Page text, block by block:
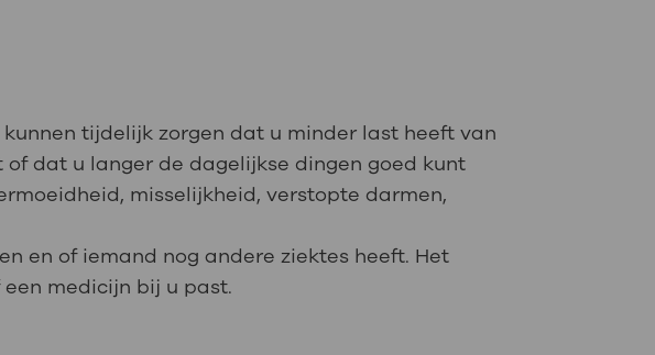
tijdelijk zorgen dat u minder last heeft van
dat u langer de dagelijkse dingen goed kunt
misselijkheid, verstopte darmen,
en of iemand nog andere ziektes heeft. Het
medicijn bij u past.